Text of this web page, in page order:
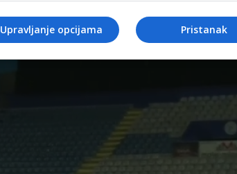
Pristanak
Upravljanje opcijama